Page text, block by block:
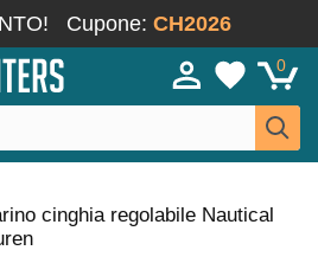
Cupone: CH2026
0
cinghia regolabile Nautical